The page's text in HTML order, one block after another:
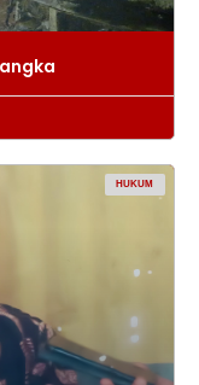
HUKUM